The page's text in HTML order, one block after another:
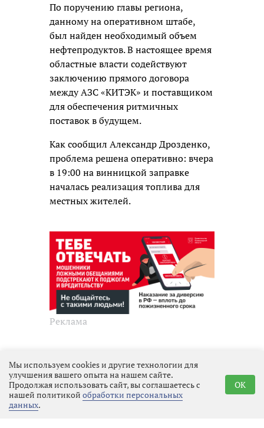
По поручению главы региона,
данному на оперативном штабе,
был найден необходимый объем
нефтепродуктов. В настоящее время
областные власти содействуют
заключению прямого договора
между АЗС «КИТЭК» и поставщиком
для обеспечения ритмичных
поставок в будущем.
Как сообщил Александр Дрозденко,
проблема решена оперативно: вчера
в 19:00 на винницкой заправке
началась реализация топлива для
местных жителей.
Реклама
Последние новости
Культура 08.08.2026 21:34
новость
Мы используем cookies и другие технологии для
улучшения вашего опыта на нашем сайте.
Продолжая использовать сайт, вы соглашаетесь с
нашей политикой обработки персональных
данных.
OK